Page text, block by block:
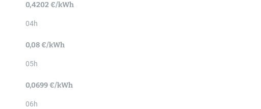
0,4202 €/kWh
04h
0,08 €/kWh
05h
0,0699 €/kWh
06h